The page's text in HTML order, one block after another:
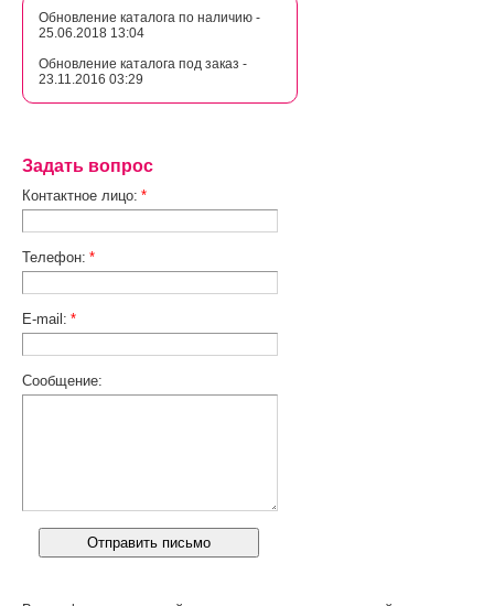
Обновление каталога по наличию -
25.06.2018 13:04
Обновление каталога под заказ -
23.11.2016 03:29
Задать вопрос
Контактное лицо: *
Телефон: *
E-mail: *
Сообщение: